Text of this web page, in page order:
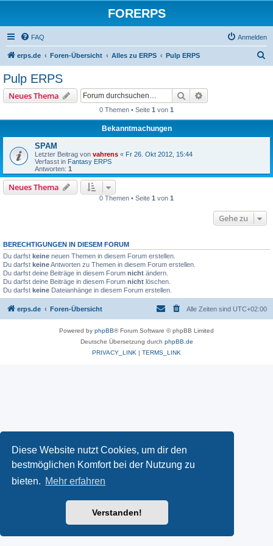
Diese Website nutzt Cookies, um dir den
bestmöglichen Komfort bei der Nutzung zu
bieten. Mehr erfahren
Verstanden!
FORERPS
FAQ Anmelden
erps.de Foren-Übersicht Alles zu ERPS Pulp ERPS
Pulp ERPS
Neues Thema Suche
0 Themen • Seite 1 von 1
Bekanntmachungen
SPAM
Letzter Beitrag von vahrens « Fr 26. Okt 2012, 15:44
Verfasst in Fantasy ERPS
Antworten: 1
Neues Thema
0 Themen • Seite 1 von 1
Gehe zu
BERECHTIGUNGEN IN DIESEM FORUM
Du darfst keine neuen Themen in diesem Forum erstellen.
Du darfst keineAntworten zu Themen in diesem Forum erstellen.
Du darfst deine Beiträge in diesem Forum nicht ändern.
Du darfst deine Beiträge in diesem Forum nicht löschen.
Du darfst keine Dateianhänge in diesem Forum erstellen.
erps.de Foren-Übersicht Alle Zeiten sind UTC+02:00
Powered by phpBB® Forum Software © phpBB Limited
Deutsche Übersetzung durch phpBB.de
PRIVACY_LINK | TERMS_LINK